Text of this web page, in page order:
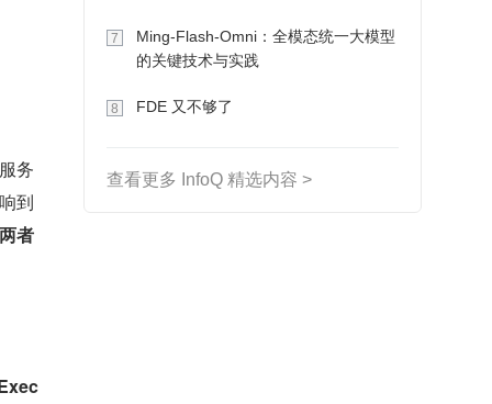
务
到
者
7
Ming-Flash-Omni：全模态统一大模型
的关键技术与实践
8 FDE 又不够了
查看更多 InfoQ 精选内容 >